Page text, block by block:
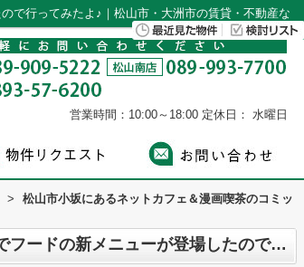
で行ってみたよ♪｜松山市・大洲市の賃貸・不動産な
営業時間：10:00～18:00 定休日： 水曜日
>
松山市小坂にあるネットカフェ＆漫画喫茶のコミッ
松山市小坂にあるネットカフェ＆漫画喫茶のコミックバスター松山小坂店でフードの新メニューが登場したので行ってみたよ♪